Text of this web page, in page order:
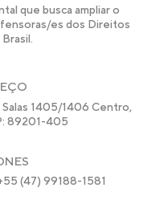
que busca ampliar o
es dos Direitos
1405/1406 Centro,
89201-405
(47) 99188-1581